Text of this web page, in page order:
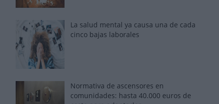
La salud mental ya causa una de cada
cinco bajas laborales
Normativa de ascensores en
comunidades: hasta 40.000 euros de